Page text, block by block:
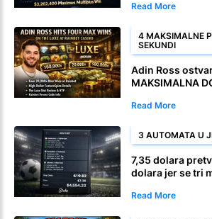
Read More
4 MAKSIMALNE
SEKUNDI
Adin Ross
MAKSIMALNA
Read More
3 AUTOMATA U
7,35 dolara
dolara jer se tri
Read More